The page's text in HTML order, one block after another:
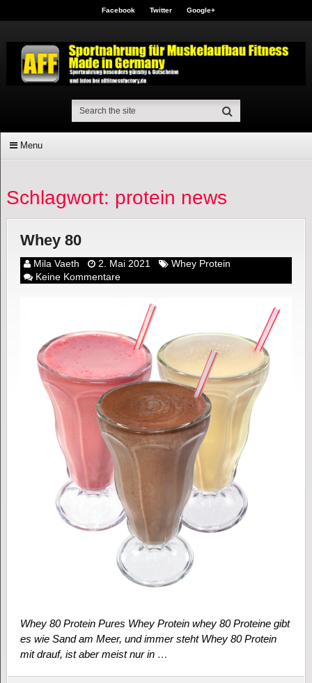
Facebook Twitter Google+
Menu
Schlagwort: protein news
Whey 80
Mila Vaeth 2. Mai 2021
Whey Protein
Keine Kommentare
Whey 80 Protein Pures Whey Protein whey 80 Proteine gibt
es wie Sand am Meer, und immer steht Whey 80 Protein
mit drauf, ist aber meist nur in …